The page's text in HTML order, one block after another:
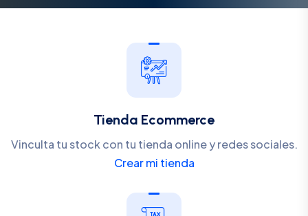
Tienda Ecommerce
Vinculta tu stock con tu tienda online y redes sociales.
Crear mi tienda